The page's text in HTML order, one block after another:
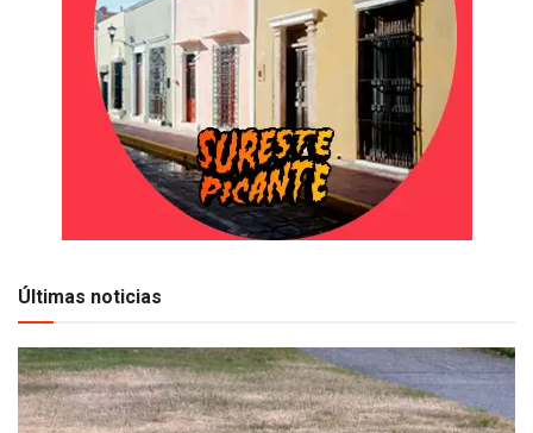
Últimas noticias